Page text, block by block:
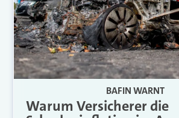
BAFIN WARNT
Warum Versicherer die